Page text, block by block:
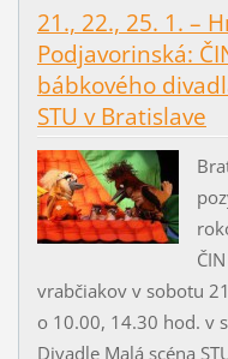
21., 22., 25. 1. –
Podjavorinská:
bábkového
STU v Bratislave
vrabčiakov v sobotu
o 10.00, 14.30 hod. v
Divadle Malá scéna